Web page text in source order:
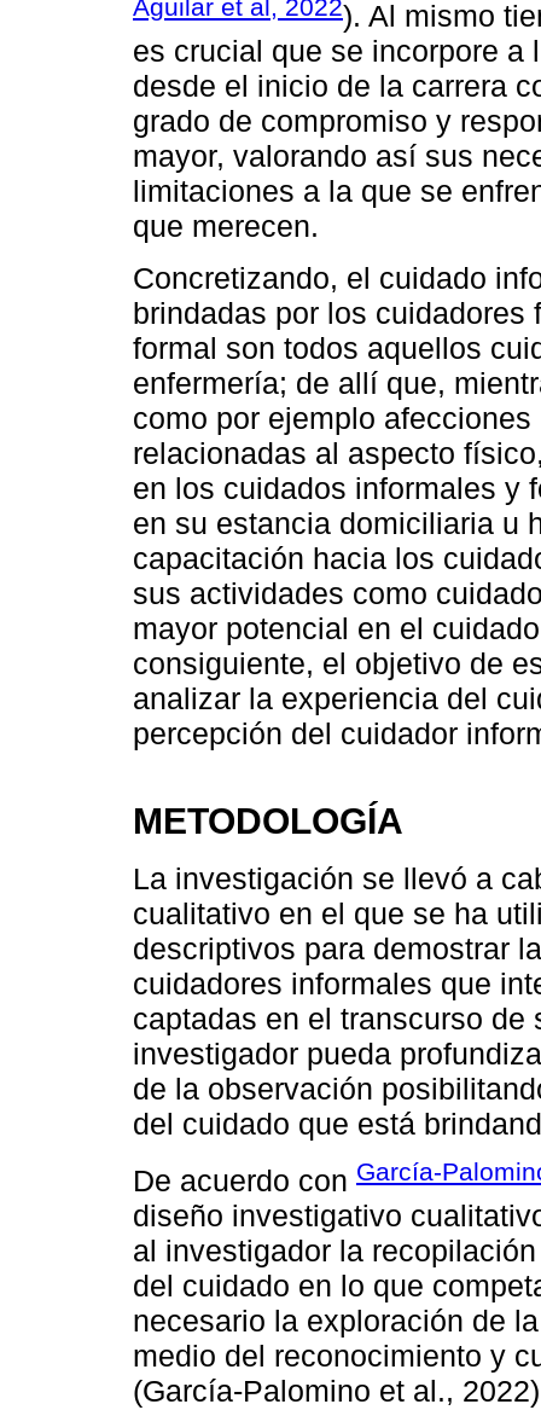
Aguilar et al, 2022). Al mismo
es crucial que se incorpore a
desde el inicio de la carrera
grado de compromiso y
mayor, valorando así sus
limitaciones a la que se
que merecen.
Concretizando, el cuidado
brindadas por los
formal son todos aquellos
enfermería; de allí que,
como por ejemplo
relacionadas al aspecto
en los cuidados informales y
en su estancia domiciliaria u
capacitación hacia los
sus actividades como
mayor potencial en el
consiguiente, el objetivo de
analizar la experiencia del
percepción del cuidador
METODOLOGÍA
La investigación se llevó a
cualitativo en el que se ha
descriptivos para demostrar
cuidadores informales que
captadas en el transcurso
investigador pueda
de la observación
del cuidado que está
De acuerdo con García-
diseño investigativo
al investigador la
del cuidado en lo que
necesario la exploración de
medio del reconocimiento y
(García-Palomino et al.,